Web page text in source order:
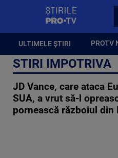
ULTIMELE ȘTIRI PROTV
STIRI IMPOTRIVA
JD Vance, care ataca
SUA, a vrut să-l
pornească războiul din